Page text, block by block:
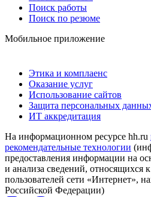
Поиск работы
Поиск по резюме
Мобильное приложение
Этика и комплаенс
Оказание услуг
Использование сайтов
Защита персональных
ИТ аккредитация
На информационном ресурсе hh.ru
рекомендательные технологии
предоставления информации на
и анализа сведений, относящихся
пользователей сети «Интернет»,
Российской Федерации)